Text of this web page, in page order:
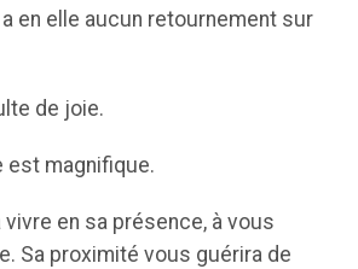
a en elle aucun retournement sur
de joie.
est magnifique.
en sa présence, à vous
Sa proximité vous guérira de